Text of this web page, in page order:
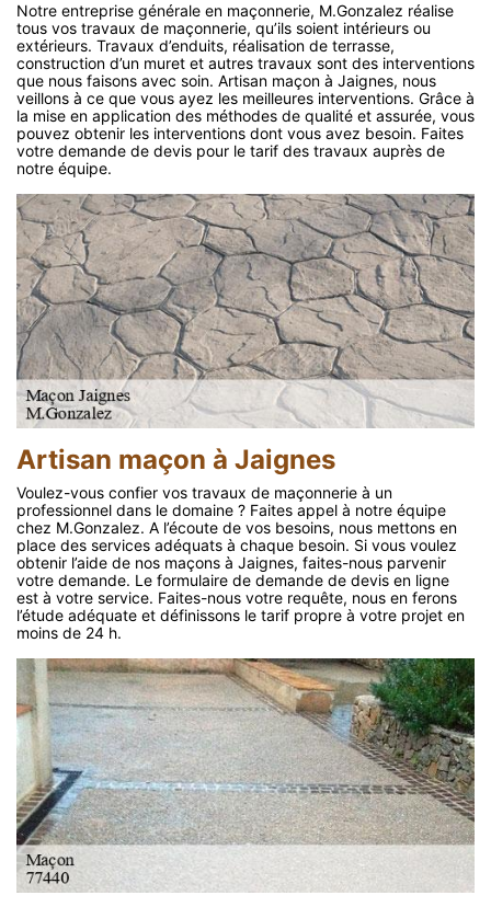
Notre entreprise générale en maçonnerie, M.Gonzalez réalise
tous vos travaux de maçonnerie, qu’ils soient intérieurs ou
extérieurs. Travaux d’enduits, réalisation de terrasse,
construction d’un muret et autres travaux sont des interventions
que nous faisons avec soin. Artisan maçon à Jaignes, nous
veillons à ce que vous ayez les meilleures interventions. Grâce à
la mise en application des méthodes de qualité et assurée, vous
pouvez obtenir les interventions dont vous avez besoin. Faites
votre demande de devis pour le tarif des travaux auprès de
notre équipe.
Artisan maçon à Jaignes
Voulez-vous confier vos travaux de maçonnerie à un
professionnel dans le domaine ? Faites appel à notre équipe
chez M.Gonzalez. A l’écoute de vos besoins, nous mettons en
place des services adéquats à chaque besoin. Si vous voulez
obtenir l’aide de nos maçons à Jaignes, faites-nous parvenir
votre demande. Le formulaire de demande de devis en ligne
est à votre service. Faites-nous votre requête, nous en ferons
l’étude adéquate et définissons le tarif propre à votre projet en
moins de 24 h.